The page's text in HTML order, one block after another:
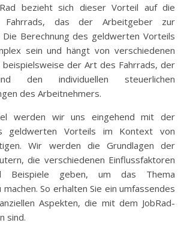
bezieht sich dieser Vorteil auf die
Fahrrads, das der Arbeitgeber zur
Berechnung des geldwerten Vorteils
sein und hängt von verschiedenen
beispielsweise der Art des Fahrrads, der
den individuellen steuerlichen
des Arbeitnehmers.
werden wir uns eingehend mit der
geldwerten Vorteils im Kontext von
Wir werden die Grundlagen der
die verschiedenen Einflussfaktoren
Beispiele geben, um das Thema
So erhalten Sie ein umfassendes
Aspekten, die mit dem JobRad-
sind.